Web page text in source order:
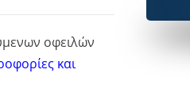
οφειλών
και